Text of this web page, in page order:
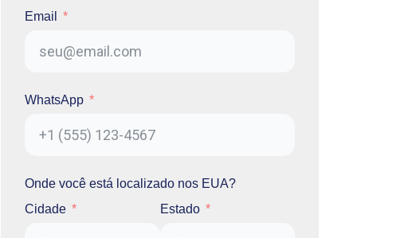
Email
WhatsApp
Onde você está localizado nos EUA?
Cidade
Estado